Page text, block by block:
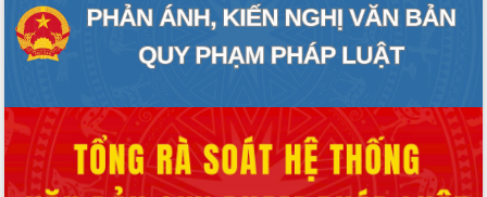
Thứ trưởng Bộ Nông nghiệp và Môi
trường Nguyễn Hoàng Hiệp khảo sát
vùng trồng và doanh nghiệp đóng gói
Trình diễn nghệ thuật chế biến các
món ăn từ sầu riêng
Đắk Lắk công bố Quy hoạch và xúc
tiến đầu tư tỉnh